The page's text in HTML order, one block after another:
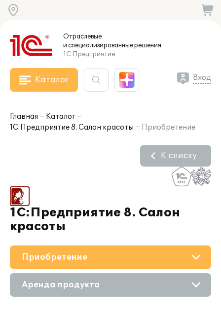
Отраслевые
и специализированныерешения
1С:Предприятие
Каталог Вход
Главная
Каталог
1С:Предприятие 8. Салон красоты
Приобретение
1С:Предприятие 8. Салон
красоты
К списку
О решении
Приобретение
Аренда продукта